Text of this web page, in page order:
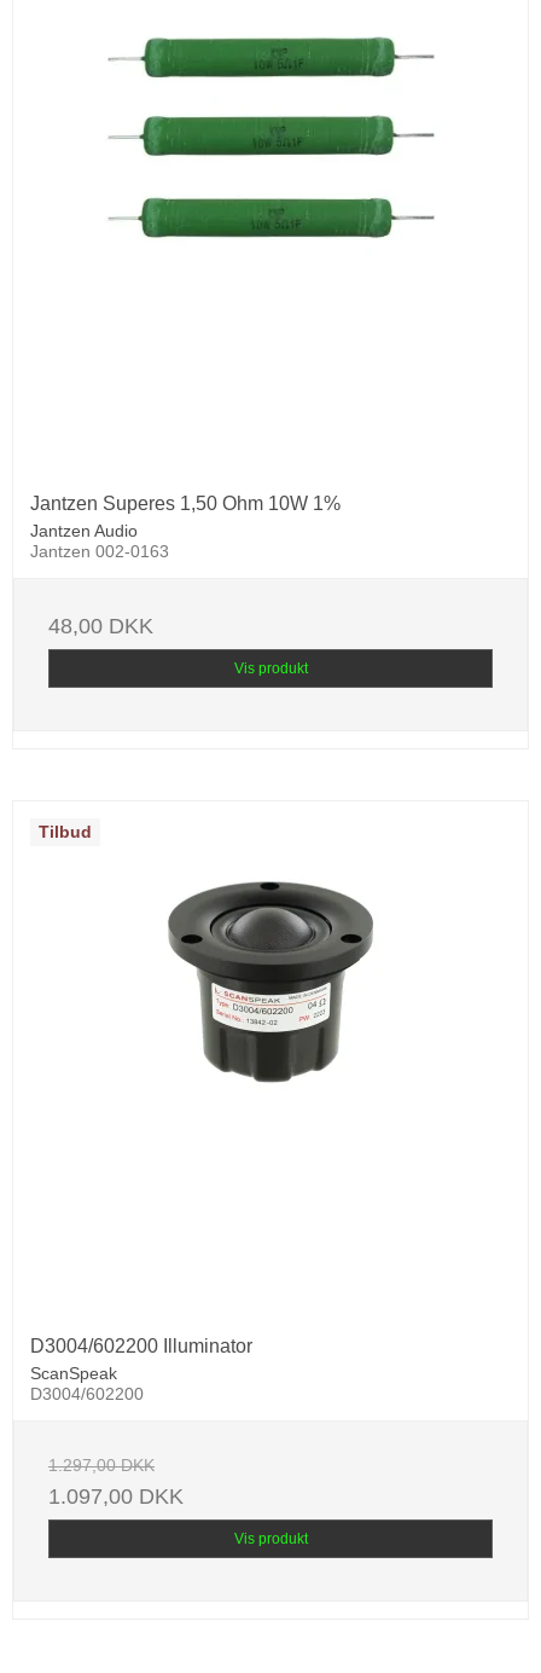
Jantzen Superes 1,50 Ohm 10W 1%
Jantzen Audio
Jantzen 002-0163
48,00 DKK
Vis produkt
Tilbud
D3004/602200 Illuminator
ScanSpeak
D3004/602200
1.297,00 DKK
1.097,00 DKK
Vis produkt